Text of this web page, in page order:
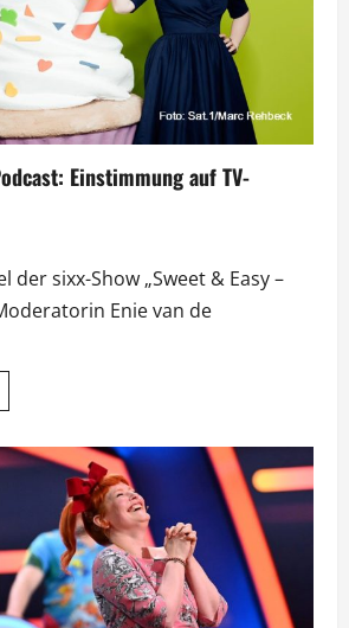
Einstimmung auf TV-
der sixx-Show „Sweet & Easy –
Enie van de